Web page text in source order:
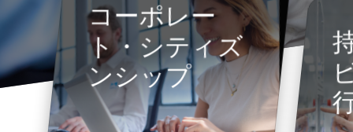
コーポレー
ト・シティズ
ンシップ